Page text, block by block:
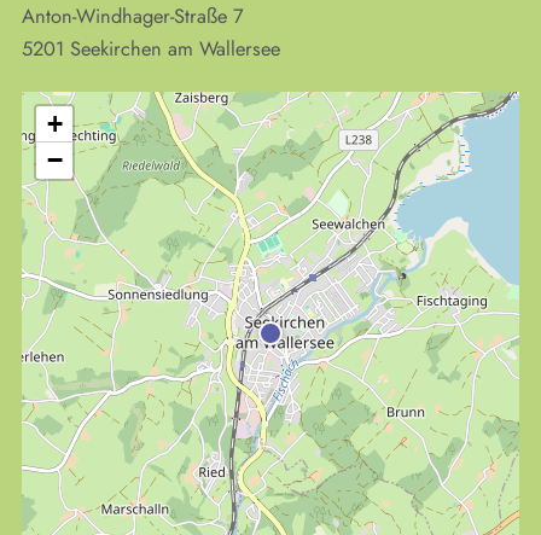
Anton-Windhager-Straße 7
5201 Seekirchen am Wallersee
+
−
KULTplan ABO
Kultur in Salzburg auf einen Blick
Finde täglich bis zu 50 Veranstaltungen in Stadt
und Land Salzburg. Ob Kino, Theater, Literatur
oder Musik bei uns findest du Kultur-Programm
für Menschen von 0-99.